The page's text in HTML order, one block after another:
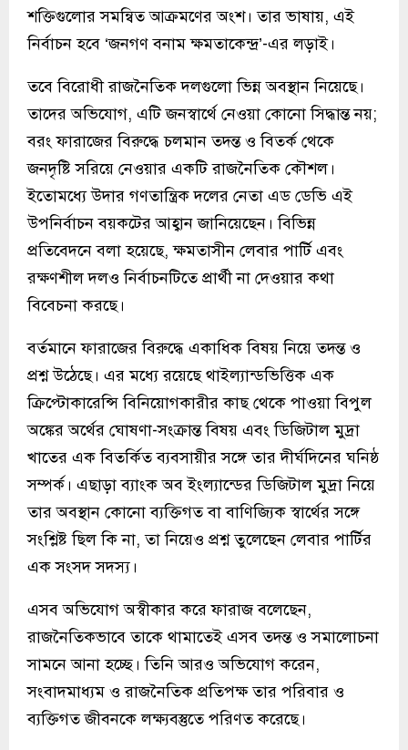
শক্তিগুলোর সমন্বিত আক্রমণের অংশ। তার ভাষায়, এই
নির্বাচন হবে ‘জনগণ বনাম ক্ষমতাকেন্দ্র’-এর লড়াই।
তবে বিরোধী রাজনৈতিক দলগুলো ভিন্ন অবস্থান নিয়েছে।
তাদের অভিযোগ, এটি জনস্বার্থে নেওয়া কোনো সিদ্ধান্ত নয়;
বরং ফারাজের বিরুদ্ধে চলমান তদন্ত ও বিতর্ক থেকে
জনদৃষ্টি সরিয়ে নেওয়ার একটি রাজনৈতিক কৌশল।
ইতোমধ্যে উদার গণতান্ত্রিক দলের নেতা এড ডেভি এই
উপনির্বাচন বয়কটের আহ্বান জানিয়েছেন। বিভিন্ন
প্রতিবেদনে বলা হয়েছে, ক্ষমতাসীন লেবার পার্টি এবং
রক্ষণশীল দলও নির্বাচনটিতে প্রার্থী না দেওয়ার কথা
বিবেচনা করছে।
বর্তমানে ফারাজের বিরুদ্ধে একাধিক বিষয় নিয়ে তদন্ত ও
প্রশ্ন উঠেছে। এর মধ্যে রয়েছে থাইল্যান্ডভিত্তিক এক
ক্রিপ্টোকারেন্সি বিনিয়োগকারীর কাছ থেকে পাওয়া বিপুল
অঙ্কের অর্থের ঘোষণা-সংক্রান্ত বিষয় এবং ডিজিটাল মুদ্রা
খাতের এক বিতর্কিত ব্যবসায়ীর সঙ্গে তার দীর্ঘদিনের ঘনিষ্ঠ
সম্পর্ক। এছাড়া ব্যাংক অব ইংল্যান্ডের ডিজিটাল মুদ্রা নিয়ে
তার অবস্থান কোনো ব্যক্তিগত বা বাণিজ্যিক স্বার্থের সঙ্গে
সংশ্লিষ্ট ছিল কি না, তা নিয়েও প্রশ্ন তুলেছেন লেবার পার্টির
এক সংসদ সদস্য।
এসব অভিযোগ অস্বীকার করে ফারাজ বলেছেন,
রাজনৈতিকভাবে তাকে থামাতেই এসব তদন্ত ও সমালোচনা
সামনে আনা হচ্ছে। তিনি আরও অভিযোগ করেন,
সংবাদমাধ্যম ও রাজনৈতিক প্রতিপক্ষ তার পরিবার ও
ব্যক্তিগত জীবনকে লক্ষ্যবস্তুতে পরিণত করেছে।